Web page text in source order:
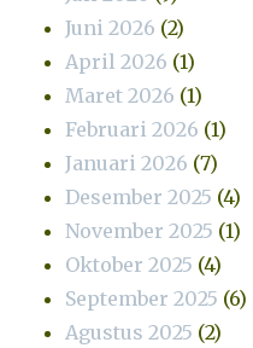
Juni 2026 (2)
April 2026 (1)
Maret 2026 (1)
Februari 2026 (1)
Januari 2026 (7)
Desember 2025 (4)
November 2025 (1)
Oktober 2025 (4)
September 2025 (6)
Agustus 2025 (2)